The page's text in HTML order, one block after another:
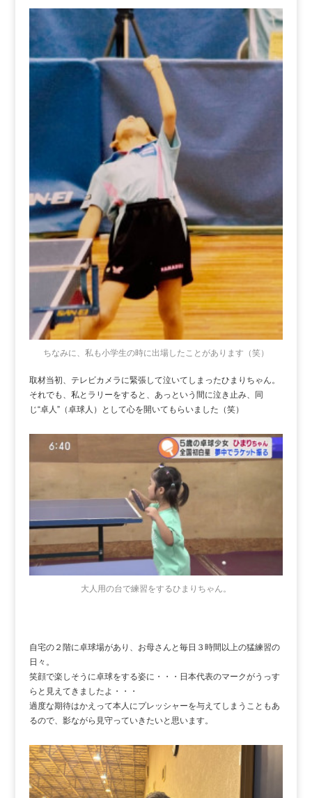
ちなみに、私も小学生の時に出場したことがあります（笑）
取材当初、テレビカメラに緊張して泣いてしまったひまりちゃん。
それでも、私とラリーをすると、あっという間に泣き止み、同
じ“卓人”（卓球人）として心を開いてもらいました（笑）
大人用の台で練習をするひまりちゃん。
自宅の２階に卓球場があり、お母さんと毎日３時間以上の猛練習の
日々。
笑顔で楽しそうに卓球をする姿に・・・日本代表のマークがうっす
らと見えてきましたよ・・・
過度な期待はかえって本人にプレッシャーを与えてしまうこともあ
るので、影ながら見守っていきたいと思います。